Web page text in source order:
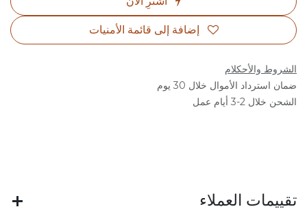
إضافة إلى قائمة الأمنيات
الشروط والأحكلام
ضمان استرداد الأموال خلال 30 يوم
الشحن خلال 2-3 أيام عمل
تقييمات العملاء